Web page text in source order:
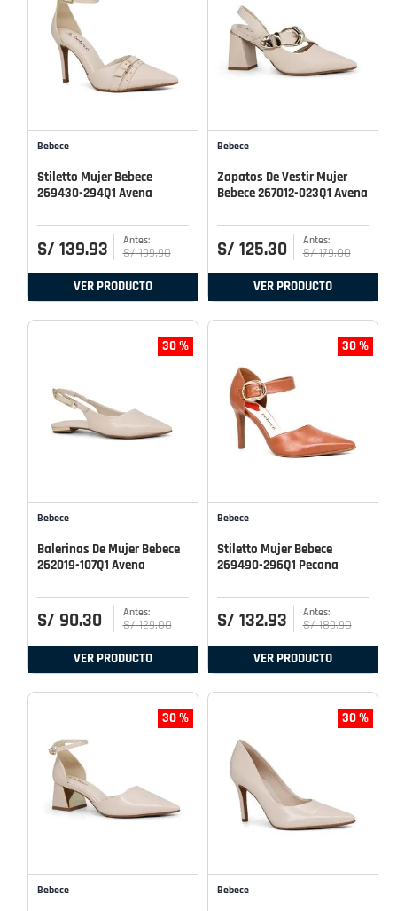
Bebece
Stiletto Mujer Bebece
269430-294Q1 Avena
S/ 139.93 S/ 199.90
VER PRODUCTO
Bebece
Zapatos De Vestir Mujer
Bebece 267012-023Q1 Avena
S/ 125.30 S/ 179.00
VER PRODUCTO
30 %
Bebece
Balerinas De Mujer Bebece
262019-107Q1 Avena
S/ 90.30 S/ 129.00
VER PRODUCTO
30 %
Bebece
Stiletto Mujer Bebece
269490-296Q1 Pecana
S/ 132.93 S/ 189.90
VER PRODUCTO
30 %
Bebece
30 %
Bebece